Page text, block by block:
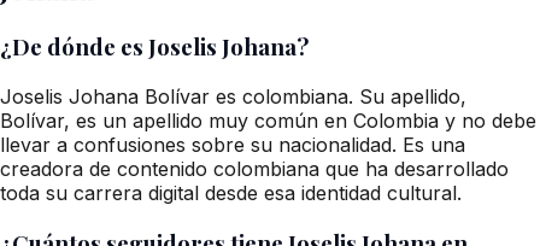
¿De dónde es Joselis Johana?
Joselis Johana Bolívar es colombiana. Su apellido,
Bolívar, es un apellido muy común en Colombia y no debe
llevar a confusiones sobre su nacionalidad. Es una
creadora de contenido colombiana que ha desarrollado
toda su carrera digital desde esa identidad cultural.